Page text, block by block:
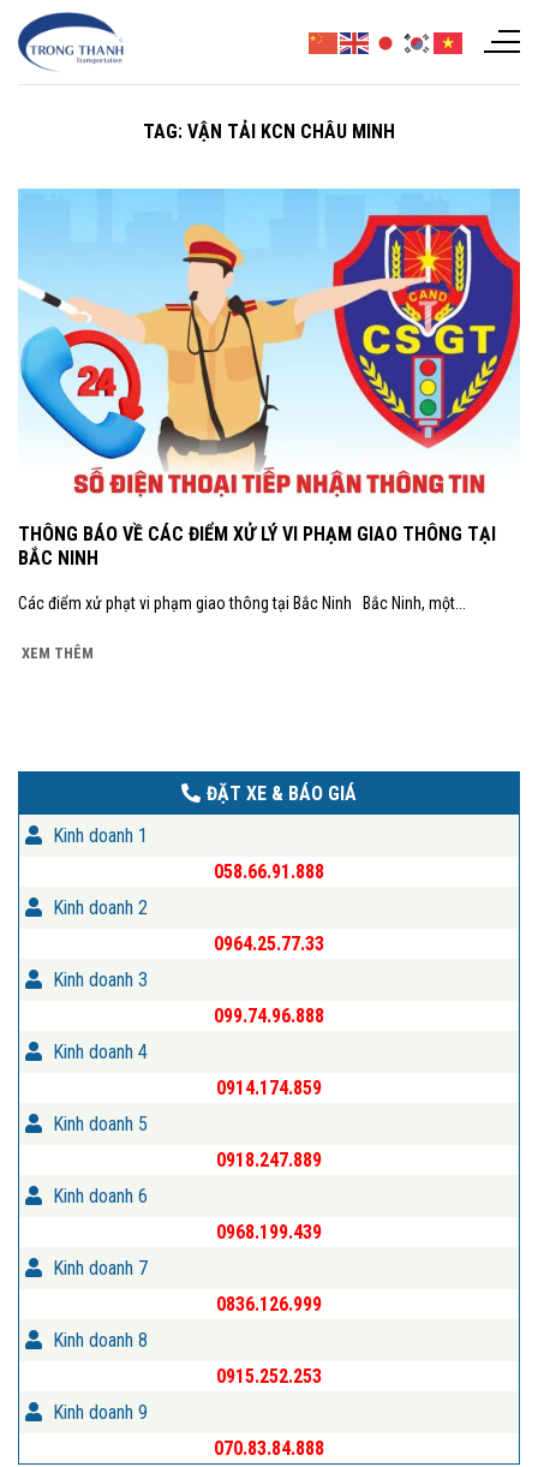
Chuyển
đến
TAG: VẬN TẢI KCN CHÂU MINH
THÔNG BÁO VỀ CÁC ĐIỂM XỬ LÝ VI PHẠM GIAO THÔNG TẠI
BẮC NINH
Các điểm xử phạt vi phạm giao thông tại Bắc Ninh Bắc Ninh, một...
XEM THÊM
ĐẶT XE & BÁO GIÁ
Kinh doanh 1
058.66.91.888
Kinh doanh 2
0964.25.77.33
Kinh doanh 3
099.74.96.888
Kinh doanh 4
0914.174.859
Kinh doanh 5
0918.247.889
Kinh doanh 6
0968.199.439
Kinh doanh 7
0836.126.999
Kinh doanh 8
0915.252.253
Kinh doanh 9
070.83.84.888